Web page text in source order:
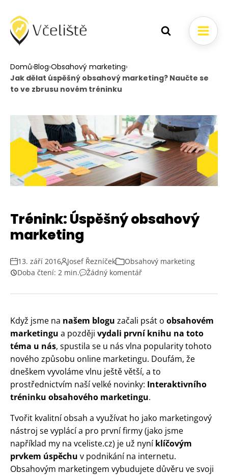
Domů›Blog›Obsahový marketing›
Jak dělat úspěšný obsahový marketing? Naučte se
to ve zbrusu novém tréninku
Trénink: Úspěšný obsahový
marketing
13. září 2016 Josef Řezníček
Obsahový marketing
Doba čtení: 2 min.
Žádný komentář
Když jsme na našem blogu začali psát o obsahovém
marketingu a později vydali první knihu na toto
téma u nás, spustila se u nás vlna popularity tohoto
nového způsobu online marketingu. Doufám, že
dneškem vyvoláme vlnu ještě větší, a to
prostřednictvím naší velké novinky: Interaktivního
tréninku obsahového marketingu.
Tvořit kvalitní obsah a využívat ho jako marketingový
nástroj se vyplácí a pro první firmy (jako jsme
například my na vceliste.cz) je už nyníklíčovým
prvkem úspěchu v podnikání na internetu.
Obsahovým marketingem vybudujete důvěru ve svoji